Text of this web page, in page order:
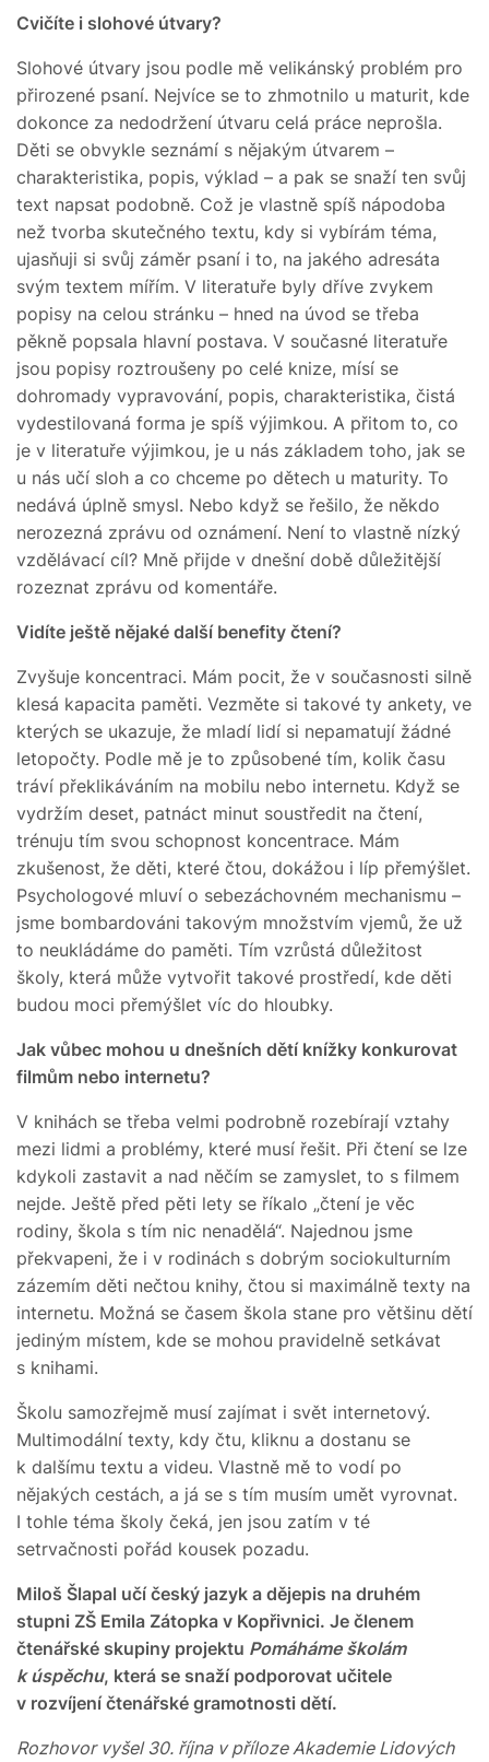
Cvičíte i slohové útvary?
Slohové útvary jsou podle mě velikánský problém pro
přirozené psaní. Nejvíce se to zhmotnilo u maturit, kde
dokonce za nedodržení útvaru celá práce neprošla.
Děti se obvykle seznámí s nějakým útvarem –
charakteristika, popis, výklad – a pak se snaží ten svůj
text napsat podobně. Což je vlastně spíš nápodoba
než tvorba skutečného textu, kdy si vybírám téma,
ujasňuji si svůj záměr psaní i to, na jakého adresáta
svým textem mířím. V literatuře byly dříve zvykem
popisy na celou stránku – hned na úvod se třeba
pěkně popsala hlavní postava. V současné literatuře
jsou popisy roztroušeny po celé knize, mísí se
dohromady vypravování, popis, charakteristika, čistá
vydestilovaná forma je spíš výjimkou. A přitom to, co
je v literatuře výjimkou, je u nás základem toho, jak se
u nás učí sloh a co chceme po dětech u maturity. To
nedává úplně smysl. Nebo když se řešilo, že někdo
nerozezná zprávu od oznámení. Není to vlastně nízký
vzdělávací cíl? Mně přijde v dnešní době důležitější
rozeznat zprávu od komentáře.
Vidíte ještě nějaké další benefity čtení?
Zvyšuje koncentraci. Mám pocit, že v současnosti silně
klesá kapacita paměti. Vezměte si takové ty ankety, ve
kterých se ukazuje, že mladí lidí si nepamatují žádné
letopočty. Podle mě je to způsobené tím, kolik času
tráví překlikáváním na mobilu nebo internetu. Když se
vydržím deset, patnáct minut soustředit na čtení,
trénuju tím svou schopnost koncentrace. Mám
zkušenost, že děti, které čtou, dokážou i líp přemýšlet.
Psychologové mluví o sebezáchovném mechanismu –
jsme bombardováni takovým množstvím vjemů, že už
to neukládáme do paměti. Tím vzrůstá důležitost
školy, která může vytvořit takové prostředí, kde děti
budou moci přemýšlet víc do hloubky.
Jak vůbec mohou u dnešních dětí knížky konkurovat
filmům nebo internetu?
V knihách se třeba velmi podrobně rozebírají vztahy
mezi lidmi a problémy, které musí řešit. Při čtení se lze
kdykoli zastavit a nad něčím se zamyslet, to s filmem
nejde. Ještě před pěti lety se říkalo „čtení je věc
rodiny, škola s tím nic nenadělá“. Najednou jsme
překvapeni, že i v rodinách s dobrým sociokulturním
zázemím děti nečtou knihy, čtou si maximálně texty na
internetu. Možná se časem škola stane pro většinu dětí
jediným místem, kde se mohou pravidelně setkávat
s knihami.
Školu samozřejmě musí zajímat i svět internetový.
Multimodální texty, kdy čtu, kliknu a dostanu se
k dalšímu textu a videu. Vlastně mě to vodí po
nějakých cestách, a já se s tím musím umět vyrovnat.
I tohle téma školy čeká, jen jsou zatím v té
setrvačnosti pořád kousek pozadu.
Miloš Šlapal učí český jazyk a dějepis na druhém
stupni ZŠ Emila Zátopka v Kopřivnici. Je členem
čtenářské skupiny projektu Pomáháme školám
k úspěchu, která se snaží podporovat učitele
v rozvíjení čtenářské gramotnosti dětí.
Rozhovor vyšel 30. října v příloze Akademie Lidových